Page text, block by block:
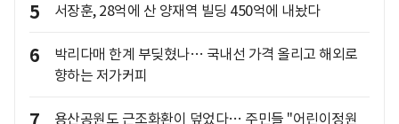
5 서장훈, 28억에 산 양재역 빌딩 450억에 내놨다
6
박리다매 한계 부딪혔나… 국내선 가격 올리고 해외로
향하는 저가커피
용산공원도 근조화환이 덮었다… 주민들 "어린이정원